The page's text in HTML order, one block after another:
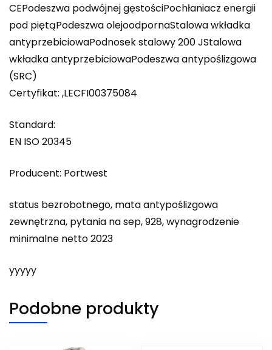
CEPodeszwa podwójnej gęstościPochłaniacz energii
pod piętąPodeszwa olejoodpornaStalowa wkładka
antyprzebiciowaPodnosek stalowy 200 JStalowa
wkładka antyprzebiciowaPodeszwa antypoślizgowa
(SRC)
Certyfikat: ,LECFI00375084
Standard:
EN ISO 20345
Producent: Portwest
status bezrobotnego, mata antypoślizgowa
zewnętrzna, pytania na sep, 928, wynagrodzenie
minimalne netto 2023
yyyyy
Podobne produkty